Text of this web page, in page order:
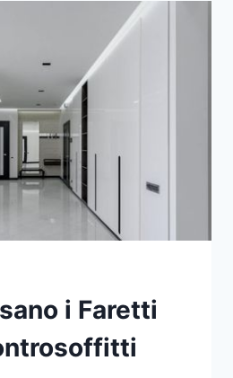
i Faretti